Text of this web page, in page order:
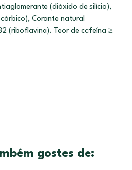
(dióxido de silício),
Corante natural
(riboflavina). Teor de cafeína ≥
gostes de: